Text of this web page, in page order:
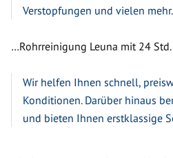
Verstopfungen und vielen mehr.
…Rohrreinigung Leuna mit 24 Std.
Wir helfen Ihnen schnell,
Konditionen. Darüber hinaus
und bieten Ihnen erstklassige